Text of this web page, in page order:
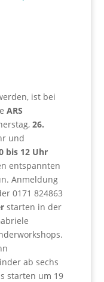
ist bei
ARS
26.
und
bis 12 Uhr
entspannten
Anmeldung
0171 824863
starten in der
ab sechs
starten um 19